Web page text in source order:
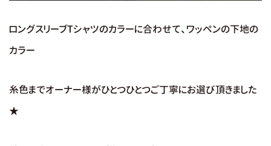
ロングスリーブTシャツのカラーに合わせて、ワッペンの下地の
カラー
糸色までオーナー様がひとつひとつご丁寧にお選び頂きました
★